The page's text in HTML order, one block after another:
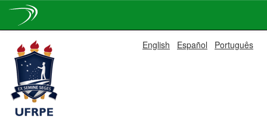
navigation
English Español Português